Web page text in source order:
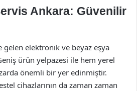
Ankara: Güvenilir
gelen elektronik ve beyaz eşya
ürün yelpazesi ile hem yerel
önemli bir yer edinmiştir.
cihazlarının da zaman zaman